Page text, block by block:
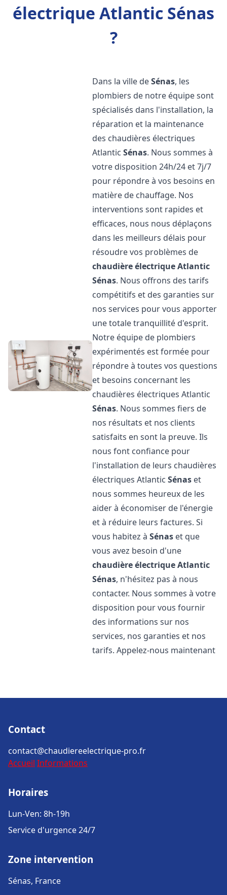
électrique Atlantic Sénas
?
Dans la ville deSénas, les
plombiers de notre équipe sont
spécialisés dans l'installation, la
réparation et la maintenance
des chaudières électriques
AtlanticSénas. Nous sommes à
votre disposition 24h/24 et 7j/7
pour répondre à vos besoins en
matière de chauffage. Nos
interventions sont rapides et
efficaces, nous nous déplaçons
dans les meilleurs délais pour
résoudre vos problèmes de
chaudière électrique Atlantic
Sénas. Nous offrons des tarifs
compétitifs et des garanties sur
nos services pour vous apporter
une totale tranquillité d'esprit.
Notre équipe de plombiers
expérimentés est formée pour
répondre à toutes vos questions
et besoins concernant les
chaudières électriques Atlantic
Sénas. Nous sommes fiers de
nos résultats et nos clients
satisfaits en sont la preuve. Ils
nous font confiance pour
l'installation de leurs chaudières
électriques AtlanticSénas et
nous sommes heureux de les
aider à économiser de l'énergie
et à réduire leurs factures. Si
vous habitez àSénas et que
vous avez besoin d'une
chaudière électrique Atlantic
Sénas, n'hésitez pas à nous
contacter. Nous sommes à votre
disposition pour vous fournir
des informations sur nos
services, nos garanties et nos
tarifs. Appelez-nous maintenant
Contact
contact@chaudiereelectrique-pro.fr
Accueil Informations
Horaires
Lun-Ven: 8h-19h
Service d'urgence 24/7
Zone intervention
Sénas, France